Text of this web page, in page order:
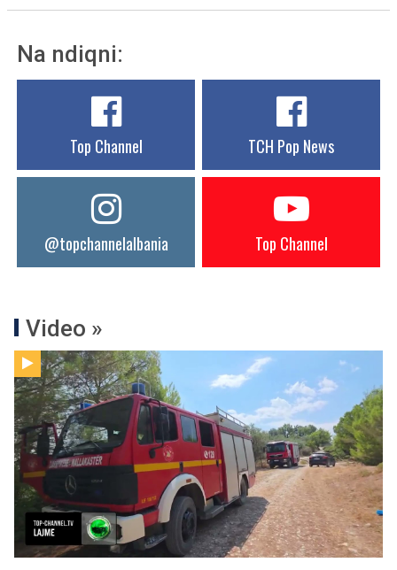
Na ndiqni:
Top Channel TCH Pop News
@topchannelalbania Top Channel
Video »